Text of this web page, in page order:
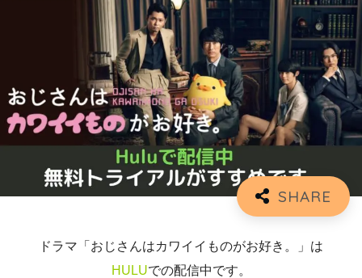
ドラマ「おじさんはカワイイものがお好き。」は
HULUでの配信中です。